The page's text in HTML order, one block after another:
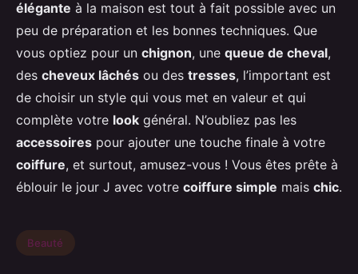
élégante à la maison est tout à fait possible avec un
peu de préparation et les bonnes techniques. Que
vous optiez pour un chignon, une queue de cheval,
des cheveux lâchés ou des tresses, l’important est
de choisir un style qui vous met en valeur et qui
complète votre look général. N’oubliez pas les
accessoires pour ajouter une touche finale à votre
coiffure, et surtout, amusez-vous ! Vous êtes prête à
éblouir le jour J avec votre coiffure simple mais chic.
Beauté